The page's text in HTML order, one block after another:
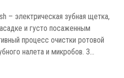
– электрическая зубная щетка,
и густо посаженным
процесс очистки ротовой
налета и микробов. 3…